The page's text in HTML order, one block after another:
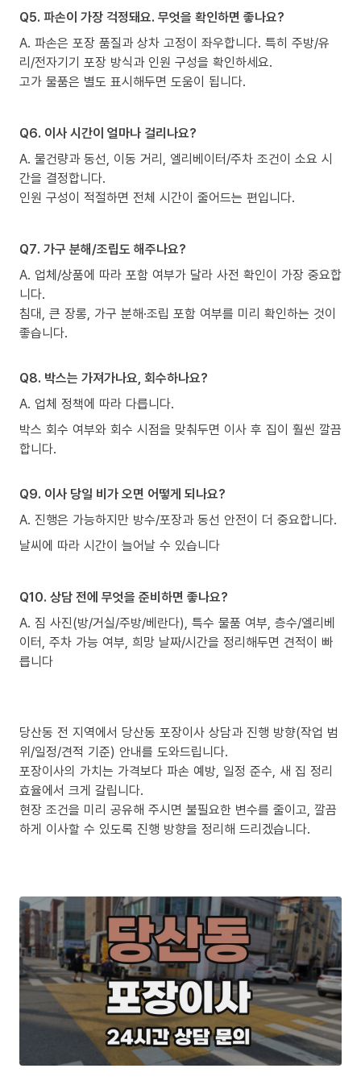
Q5. 파손이 가장 걱정돼요. 무엇을 확인하면 좋나요?
A. 파손은 포장 품질과 상차 고정이 좌우합니다. 특히 주방/유
리/전자기기 포장 방식과 인원 구성을 확인하세요.
고가 물품은 별도 표시해두면 도움이 됩니다.
Q6. 이사 시간이 얼마나 걸리나요?
A. 물건량과 동선, 이동 거리, 엘리베이터/주차 조건이 소요 시
간을 결정합니다.
인원 구성이 적절하면 전체 시간이 줄어드는 편입니다.
Q7. 가구 분해/조립도 해주나요?
A. 업체/상품에 따라 포함 여부가 달라 사전 확인이 가장 중요합
니다.
침대, 큰 장롱, 가구 분해·조립 포함 여부를 미리 확인하는 것이
좋습니다.
Q8. 박스는 가져가나요, 회수하나요?
A. 업체 정책에 따라 다릅니다.
박스 회수 여부와 회수 시점을 맞춰두면 이사 후 집이 훨씬 깔끔
합니다.
Q9. 이사 당일 비가 오면 어떻게 되나요?
A. 진행은 가능하지만 방수/포장과 동선 안전이 더 중요합니다.
날씨에 따라 시간이 늘어날 수 있습니다
Q10. 상담 전에 무엇을 준비하면 좋나요?
A. 짐 사진(방/거실/주방/베란다), 특수 물품 여부, 층수/엘리베
이터, 주차 가능 여부, 희망 날짜/시간을 정리해두면 견적이 빠
릅니다
당산동 전 지역에서 당산동 포장이사 상담과 진행 방향(작업 범
위/일정/견적 기준) 안내를 도와드립니다.
포장이사의 가치는 가격보다 파손 예방, 일정 준수, 새 집 정리
효율에서 크게 갈립니다.
현장 조건을 미리 공유해 주시면 불필요한 변수를 줄이고, 깔끔
하게 이사할 수 있도록 진행 방향을 정리해 드리겠습니다.